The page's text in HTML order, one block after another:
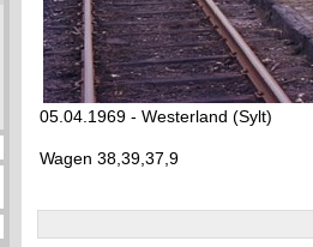
05.04.1969 - Westerland (Sylt)
Wagen 38,39,37,9